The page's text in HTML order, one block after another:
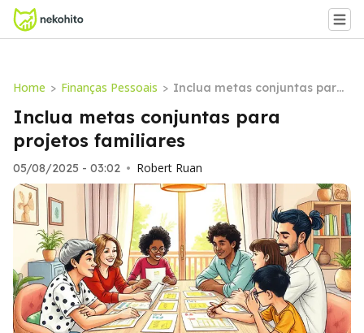
Home > Finanças Pessoais > Inclua metas conjuntas para
projetos familiares
Inclua metas conjuntas para
projetos familiares
05/08/2025 - 03:02 • Robert Ruan